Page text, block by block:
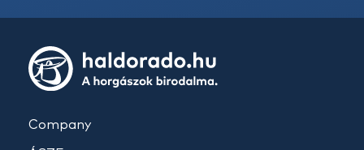
Company